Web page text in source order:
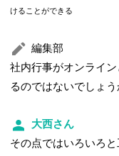
けることができる
編集部
社内行事がオンライ
るのではないでしょう
大西さん
その点ではいろいろ